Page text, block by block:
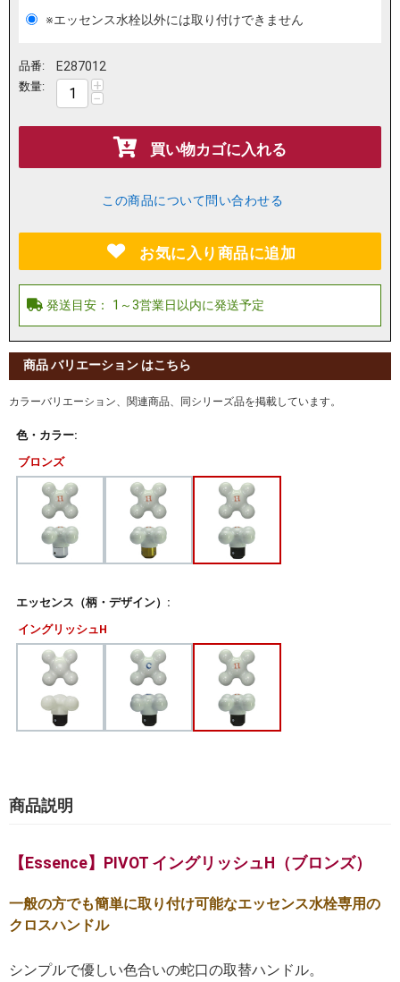
※エッセンス水栓以外には取り付けできません
品番: E287012
数量: +
−
買い物カゴに入れる
この商品について問い合わせる
お気に入り商品に追加
商品 バリエーション はこちら
カラーバリエーション、関連商品、同シリーズ品を掲載しています。
色・カラー:
ブロンズ
エッセンス（柄・デザイン）:
イングリッシュH
商品説明
【Essence】PIVOT イングリッシュH（ブロンズ）
一般の方でも簡単に取り付け可能なエッセンス水栓専用の
クロスハンドル
シンプルで優しい色合いの蛇口の取替ハンドル。